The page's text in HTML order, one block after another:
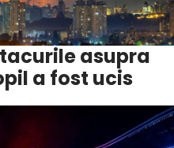
asupra
a fost ucis